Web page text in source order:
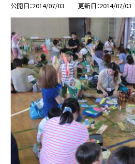
公開日 2014/07/03 更新日 2014/07/03